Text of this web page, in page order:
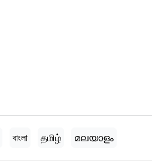
বাংলা தமிழ் മലയാളം